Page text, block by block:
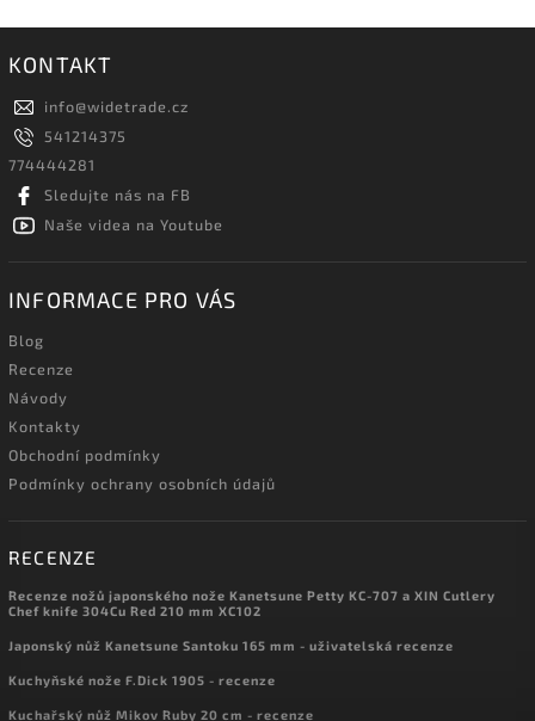
KONTAKT
info@widetrade.cz
541214375
774444281
Sledujte nás na FB
Naše videa na Youtube
INFORMACE PRO VÁS
Blog
Recenze
Návody
Kontakty
Obchodní podmínky
Podmínky ochrany osobních údajů
RECENZE
Recenze nožů japonského nože Kanetsune Petty KC-707 a XIN Cutlery
Chef knife 304Cu Red 210 mm XC102
Japonský nůž Kanetsune Santoku 165 mm - uživatelská recenze
Kuchyňské nože F.Dick 1905 - recenze
Kuchařský nůž Mikov Ruby 20 cm - recenze